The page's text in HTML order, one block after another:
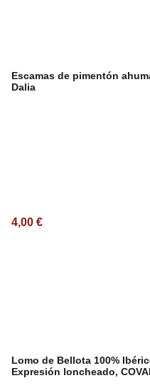
Escamas de pimentón
Dalia
4,00 €
Lomo de Bellota 100%
Expresión loncheado,